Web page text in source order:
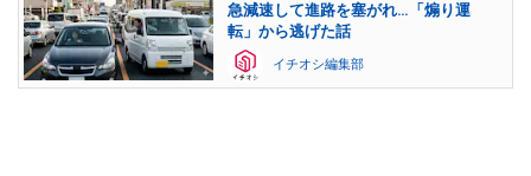
急減速して進路を塞がれ…「煽り運
転」から逃げた話
イチオシ編集部